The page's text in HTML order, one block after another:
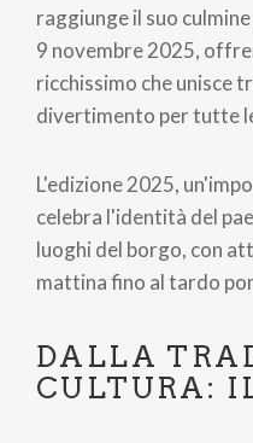
raggiunge il suo
9 novembre 2025,
ricchissimo che unisce
divertimento per tutte
L'edizione 2025,
celebra l'identità del
luoghi del borgo, con
mattina fino al tardo
DALLA
CULTURA: